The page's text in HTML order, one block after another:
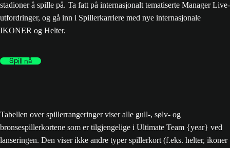
stadioner å spille på. Ta fatt på internasjonalt tematiserte Manager Live-
utfordringer, og gå inn i Spillerkarriere med nye internasjonale
IKONER og Helter.
Spill nå
Tabellen over spillerrangeringer viser alle gull-, sølv- og
bronsespillerkortene som er tilgjengelige i Ultimate Team {year} ved
lanseringen. Den viser ikke andre typer spillerkort (f.eks. helter, ikoner